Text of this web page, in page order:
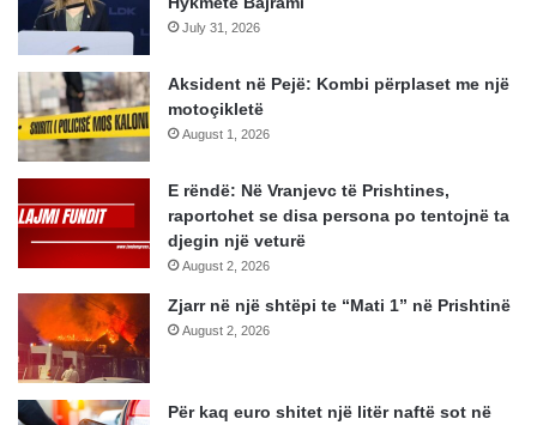
July 31, 2026
Aksident në Pejë: Kombi përplaset me një
motoçikletë
August 1, 2026
E rëndë: Në Vranjevc të Prishtines,
raportohet se disa persona po tentojnë ta
djegin një veturë
August 2, 2026
Zjarr në një shtëpi te “Mati 1” në Prishtinë
August 2, 2026
Për kaq euro shitet një litër naftë sot në